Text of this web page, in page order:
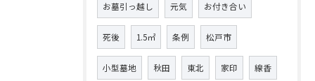
お墓引っ越し 元気 お付き合い
死後 1.5㎡ 条例 松戸市
小型墓地 秋田 東北 家印 線香